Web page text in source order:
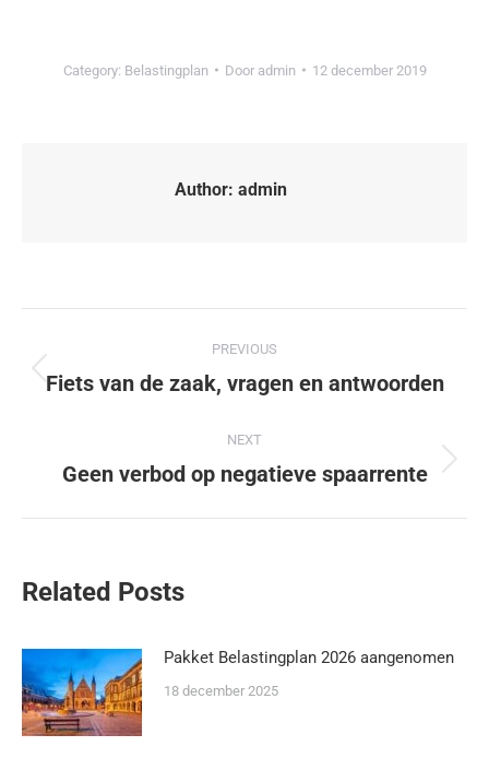
Category: Belastingplan Door admin 12 december 2019
Author: admin
PREVIOUS
Fiets van de zaak, vragen en antwoorden
NEXT
Geen verbod op negatieve spaarrente
Related Posts
Pakket Belastingplan 2026 aangenomen
18 december 2025